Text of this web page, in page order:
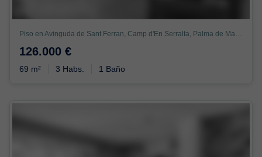
Piso en Avinguda de Sant Ferran, Camp d'En Serralta, Palma de Mallorca
126.000 €
69 m² 3 Habs. 1 Baño